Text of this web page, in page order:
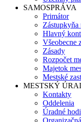
SAMOSPRÁVA
Primátor
Zástupkyňa
Hlavný
Všeobecne
Zásady
Rozpočet
Majetok
Mestské
MESTSKÝ
Kontakty
Oddelenia
Úradné